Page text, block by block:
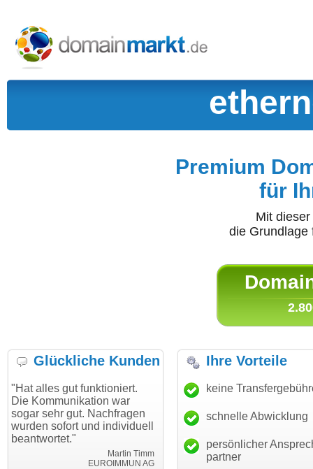
Premium
für
Mit
die
Glückliche Kunden
gut funktioniert.
war
gut. Nachfragen
und individuell
EUROIMMUN AG
"Danke für den schnellen
Transfer und guten Service!"
Thomas Schäfer
i can eckert communication GmbH
"Ich bin
haben.
mein
Ihre Vorteile
keine
schnelle Abwicklung
persönlicher
partner